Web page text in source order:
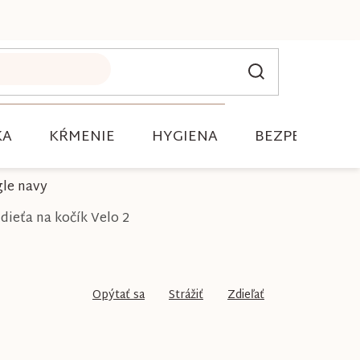
KŔMENIE HYGIENA BEZPEČNOSŤ
navy
na kočík Velo 2
Opýtať sa Strážiť Zdieľať